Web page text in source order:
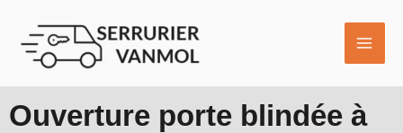
contenu
Ouverture porte blindée à